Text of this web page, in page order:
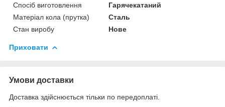
Спосіб виготовлення
Гарячекатаний
Матеріал кола (прутка)
Сталь
Стан виробу
Нове
Приховати
Умови доставки
Доставка здійснюється тільки по передоплаті.